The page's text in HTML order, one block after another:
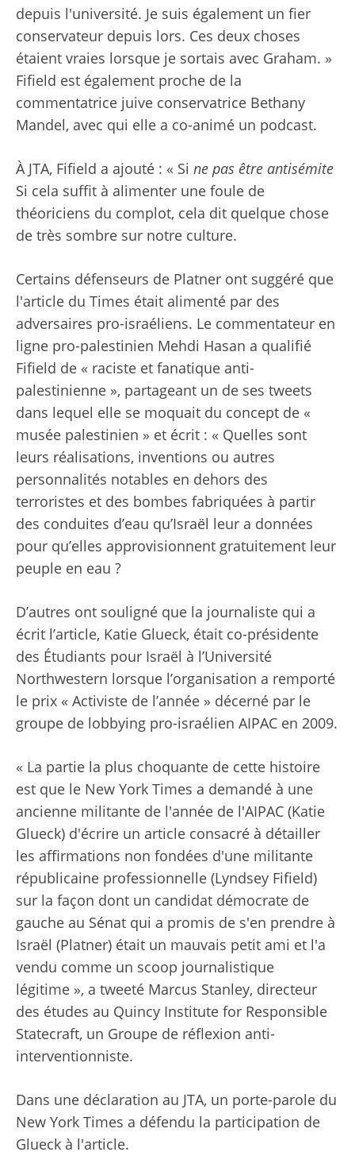
depuis l'université. Je suis également un fier
conservateur depuis lors. Ces deux choses
étaient vraies lorsque je sortais avec Graham. »
Fifield est également proche de la
commentatrice juive conservatrice Bethany
Mandel, avec qui elle a co-animé un podcast.
À JTA, Fifield a ajouté : « Si ne pas être antisémite
Si cela suffit à alimenter une foule de
théoriciens du complot, cela dit quelque chose
de très sombre sur notre culture.
Certains défenseurs de Platner ont suggéré que
l'article du Times était alimenté par des
adversaires pro-israéliens. Le commentateur en
ligne pro-palestinien Mehdi Hasan a qualifié
Fifield de « raciste et fanatique anti-
palestinienne », partageant un de ses tweets
dans lequel elle se moquait du concept de «
musée palestinien » et écrit : « Quelles sont
leurs réalisations, inventions ou autres
personnalités notables en dehors des
terroristes et des bombes fabriquées à partir
des conduites d’eau qu’Israël leur a données
pour qu’elles approvisionnent gratuitement leur
peuple en eau ?
D’autres ont souligné que la journaliste qui a
écrit l’article, Katie Glueck, était co-présidente
des Étudiants pour Israël à l’Université
Northwestern lorsque l’organisation a remporté
le prix « Activiste de l’année » décerné par le
groupe de lobbying pro-israélien AIPAC en 2009.
« La partie la plus choquante de cette histoire
est que le New York Times a demandé à une
ancienne militante de l'année de l'AIPAC (Katie
Glueck) d'écrire un article consacré à détailler
les affirmations non fondées d'une militante
républicaine professionnelle (Lyndsey Fifield)
sur la façon dont un candidat démocrate de
gauche au Sénat qui a promis de s'en prendre à
Israël (Platner) était un mauvais petit ami et l'a
vendu comme un scoop journalistique
légitime », a tweeté Marcus Stanley, directeur
des études au Quincy Institute for Responsible
Statecraft, un Groupe de réflexion anti-
interventionniste.
Dans une déclaration au JTA, un porte-parole du
New York Times a défendu la participation de
Glueck à l'article.